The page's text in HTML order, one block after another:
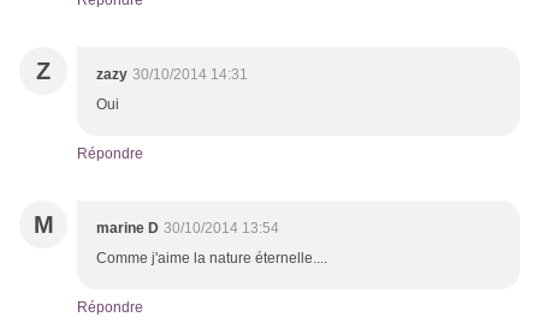
Z zazy 30/10/2014 14:31
Oui
Répondre
M marine D 30/10/2014 13:54
Comme j'aime la nature éternelle....
Répondre